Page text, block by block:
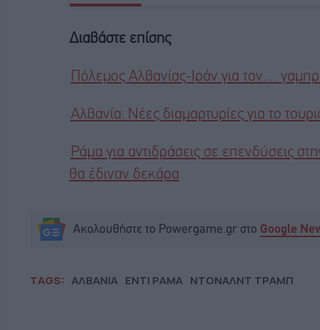
Διαβάστε επίσης
Πόλεμος Αλβανίας-Ιράν για τον…
Αλβανία: Νέες διαμαρτυρίες για το
Ράμα για αντιδράσεις σε επενδύσεις
θα έδιναν δεκάρα
Ακολουθήστε το Powergame.gr στο Google
TAGS: ΑΛΒΑΝΙΑ ΕΝΤΙ ΡΑΜΑ ΝΤΟΝΑΛΝΤ ΤΡΑΜΠ